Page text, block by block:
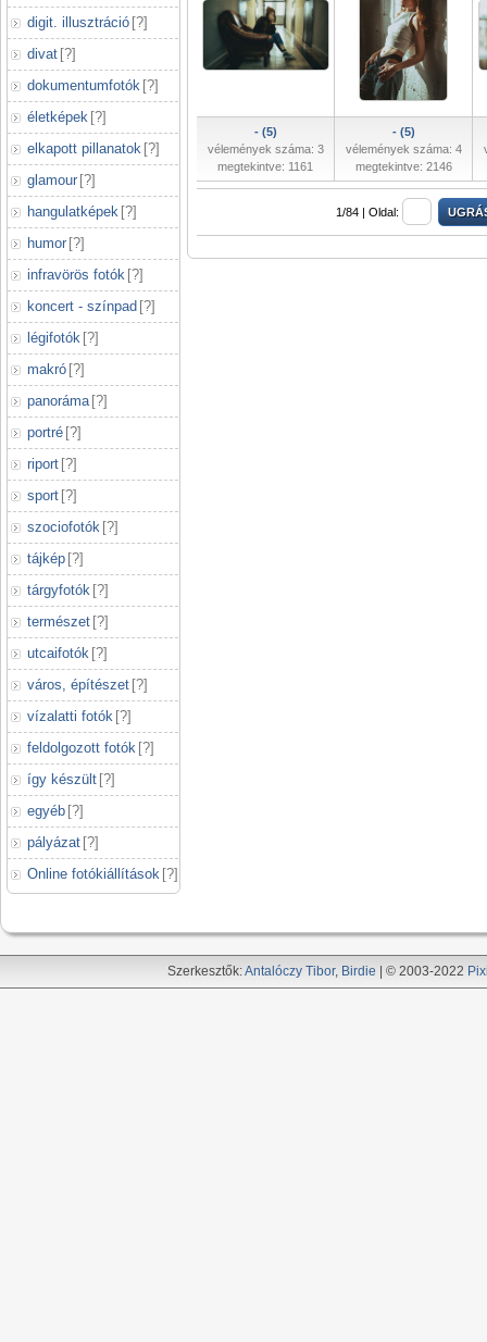
digit. illusztráció [?]
divat [?]
dokumentumfotók [?]
életképek [?]
elkapott pillanatok [?]
glamour [?]
hangulatképek [?]
humor [?]
infravörös fotók [?]
koncert - színpad [?]
légifotók [?]
makró [?]
panoráma [?]
portré [?]
riport [?]
sport [?]
szociofotók [?]
tájkép [?]
tárgyfotók [?]
természet [?]
utcaifotók [?]
város, építészet [?]
vízalatti fotók [?]
feldolgozott fotók [?]
így készült [?]
egyéb [?]
pályázat [?]
Online fotókiállítások [?]
- (5)
vélemények száma: 3
megtekintve: 1161
- (5)
vélemények száma: 4
megtekintve: 2146
1/84 | Oldal:
Szerkesztők:Antalóczy Tibor, Birdie | © 2003-2022